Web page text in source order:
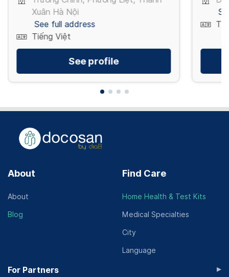
Gói xét nghiệm máu cho bệnh nhân Covid-
19 tại nhà
2,000,000 VND/ gói
Xuân Hà Nội
See full address
Tiếng Việt
See profile
About
About
Blog
Find Care
Home Health & Test Kits
Medical Specialties
City
Language
For Partners ▸